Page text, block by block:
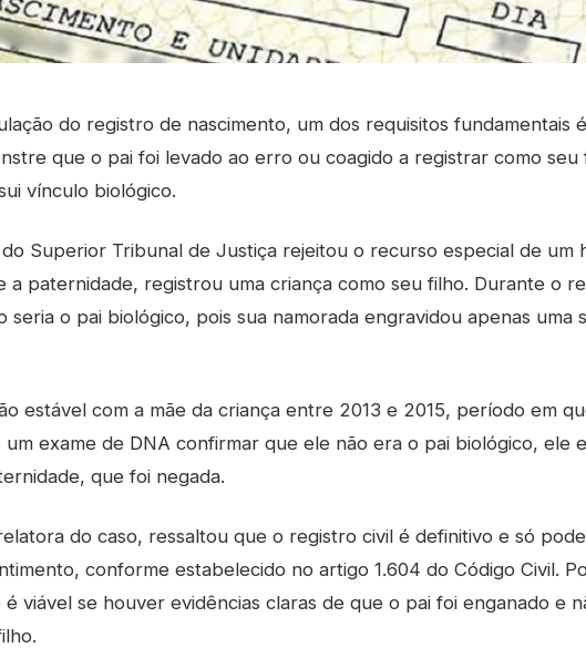
do registro de nascimento, um dos requisitos fundamentais
que o pai foi levado ao erro ou coagido a registrar como seu
vínculo biológico.
Superior Tribunal de Justiça rejeitou o recurso especial de um
a paternidade, registrou uma criança como seu filho. Durante o
seria o pai biológico, pois sua namorada engravidou apenas uma
estável com a mãe da criança entre 2013 e 2015, período em
um exame de DNA confirmar que ele não era o pai biológico, ele
que foi negada.
do caso, ressaltou que o registro civil é definitivo e só
conforme estabelecido no artigo 1.604 do Código Civil.
viável se houver evidências claras de que o pai foi enganado e